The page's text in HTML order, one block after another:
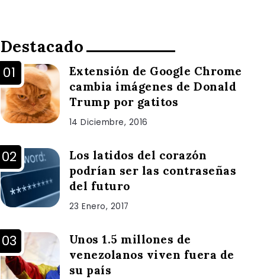
Destacado
Extensión de Google Chrome
cambia imágenes de Donald
Trump por gatitos
14 Diciembre, 2016
Los latidos del corazón
podrían ser las contraseñas
del futuro
23 Enero, 2017
Unos 1.5 millones de
venezolanos viven fuera de
su país